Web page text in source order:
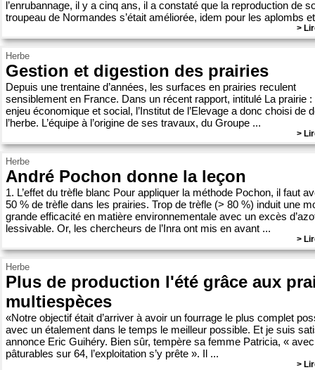
l’enrubannage, il y a cinq ans, il a constaté que la reproduction de
troupeau de Normandes s’était améliorée, idem pour les aplombs
>
Herbe
Gestion et digestion des prairies
Depuis une trentaine d’années, les surfaces en prairies reculent
sensiblement en France. Dans un récent rapport, intitulé La prairie :
enjeu économique et social, l’Institut de l’Elevage a donc choisi de
l’herbe. L’équipe à l’origine de ses travaux, du Groupe ...
>
Herbe
André Pochon donne la leçon
1. L’effet du trèfle blanc Pour appliquer la méthode Pochon, il faut
50 % de trèfle dans les prairies. Trop de trèfle (> 80 %) induit une
grande efficacité en matière environnementale avec un excès
lessivable. Or, les chercheurs de l’Inra ont mis en avant ...
>
Herbe
Plus de production l'été grâce aux
multiespèces
«Notre objectif était d’arriver à avoir un fourrage le plus complet
avec un étalement dans le temps le meilleur possible. Et je suis
annonce Eric Guihéry. Bien sûr, tempère sa femme Patricia, «
pâturables sur 64, l’exploitation s’y prête ». Il ...
>